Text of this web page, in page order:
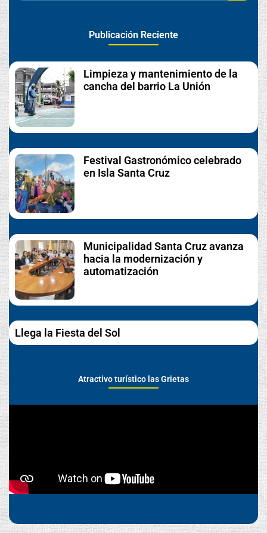
Publicación Reciente
Limpieza y mantenimiento de la
cancha del barrio La Unión
Festival Gastronómico celebrado
en Isla Santa Cruz
Municipalidad Santa Cruz avanza
hacia la modernización y
automatización
Llega la Fiesta del Sol
Atractivo turístico las Grietas